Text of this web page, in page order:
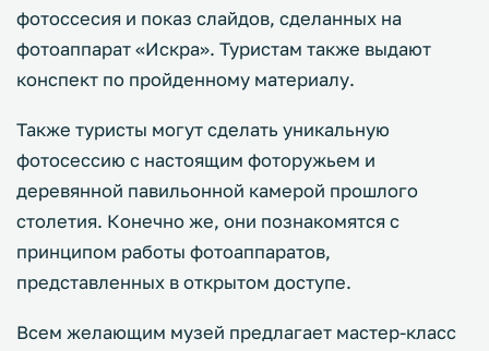
фотоссесия и показ слайдов, сделанных на
фотоаппарат «Искра». Туристам также выдают
конспект по пройденному материалу.
Также туристы могут сделать уникальную
фотосессию с настоящим фоторужьем и
деревянной павильонной камерой прошлого
столетия. Конечно же, они познакомятся с
принципом работы фотоаппаратов,
представленных в открытом доступе.
Всем желающим музей предлагает мастер-класс